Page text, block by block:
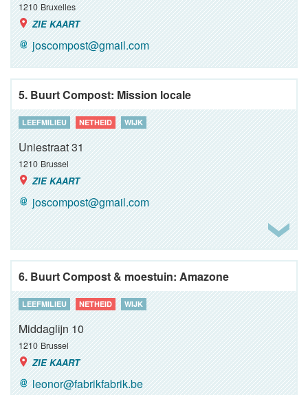
1210 Bruxelles
ZIE KAART
joscompost@gmail.com
5. Buurt Compost: Mission locale
LEEFMILIEU NETHEID WIJK
Uniestraat 31
1210 Brussel
ZIE KAART
joscompost@gmail.com
6. Buurt Compost & moestuin: Amazone
LEEFMILIEU NETHEID WIJK
Middaglijn 10
1210 Brussel
ZIE KAART
leonor@fabrikfabrik.be